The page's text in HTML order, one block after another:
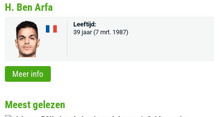
H. Ben Arfa
Leeftijd:
39 jaar (7 mrt. 1987)
Meer info
Meest gelezen